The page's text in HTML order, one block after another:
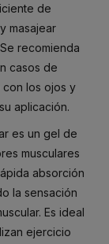
de
masajear
recomienda
casos de
con los ojos y
aplicación.
es un gel de
musculares
absorción
la sensación
Es ideal
ejercicio